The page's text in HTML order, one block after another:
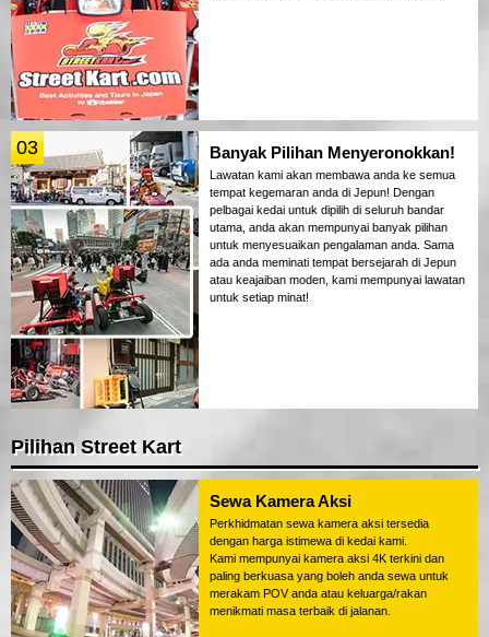
03 Banyak Pilihan Menyeronokkan!
Lawatan kami akan membawa anda ke semua
tempat kegemaran anda di Jepun! Dengan
pelbagai kedai untuk dipilih di seluruh bandar
utama, anda akan mempunyai banyak pilihan
untuk menyesuaikan pengalaman anda. Sama
ada anda meminati tempat bersejarah di Jepun
atau keajaiban moden, kami mempunyai lawatan
untuk setiap minat!
Pilihan Street Kart
Sewa Kamera Aksi
Perkhidmatan sewa kamera aksi tersedia
dengan harga istimewa di kedai kami.
Kami mempunyai kamera aksi 4K terkini dan
paling berkuasa yang boleh anda sewa untuk
merakam POV anda atau keluarga/rakan
menikmati masa terbaik di jalanan.